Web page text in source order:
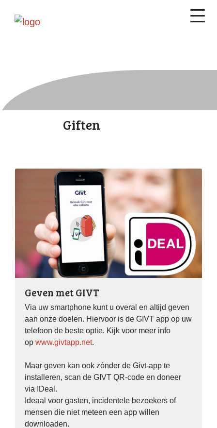
Giften
Geven met GIVT
Via uw smartphone kunt u overal en altijd geven
aan onze doelen. Hiervoor is de GIVT app op uw
telefoon de beste optie. Kijk voor meer info
op www.givtapp.net.
Maar geven kan ook zónder de Givt-app te
installeren, scan de GIVT QR-code en doneer
via IDeal.
Ideaal voor gasten, incidentele bezoekers of
mensen die niet meteen een app willen
downloaden.